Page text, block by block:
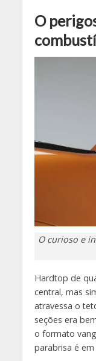
O
O curioso e
Hardtop de
central, mas
atravessa o
seções era
o formato
parabrisa é em